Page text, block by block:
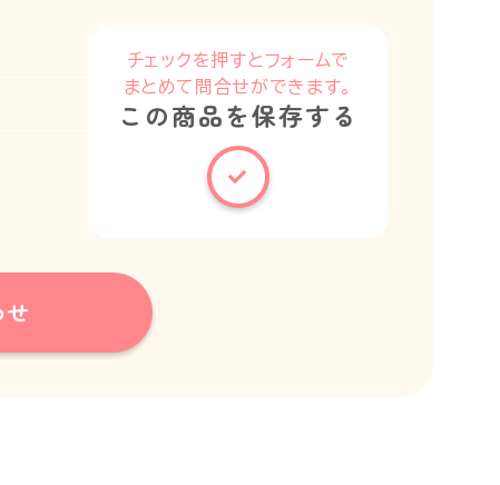
チェックを押すとフォームで
まとめて問合せができます。
この商品を保存する